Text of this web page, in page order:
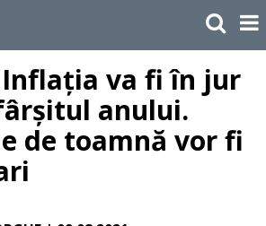
​Inflația va fi în jur
anului.
de toamnă vor fi